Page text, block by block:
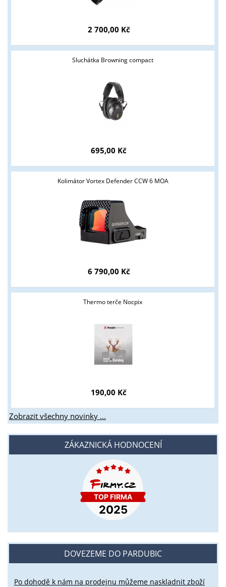
2 700,00 Kč
Sluchátka Browning compact
695,00 Kč
Kolimátor Vortex Defender CCW 6 MOA
6 790,00 Kč
Thermo terče Nocpix
190,00 Kč
Zobrazit všechny novinky ...
ZÁKAZNICKÁ HODNOCENÍ
DOVEZEME DO PARDUBIC
Po dohodě k nám na prodejnu můžeme naskladnit zboží
podmínky?
ANO NE